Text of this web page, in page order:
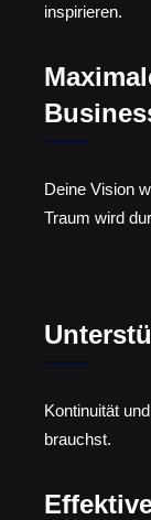
inspirieren.
Deine Vision
Traum wird
Kontinuität
brauchst.